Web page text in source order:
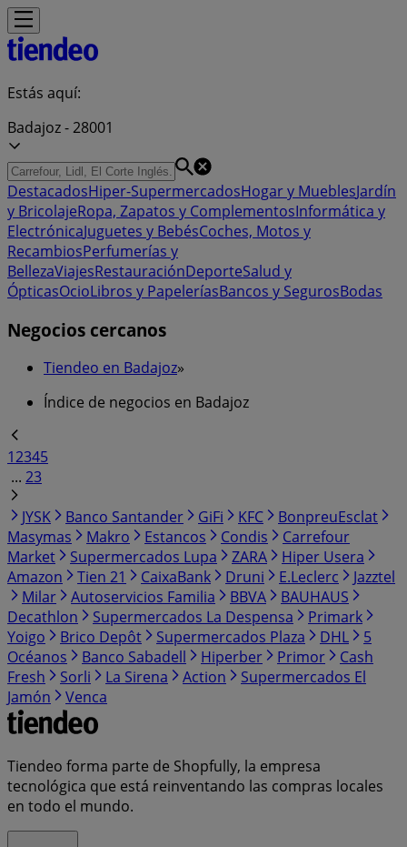
Estás aquí:
Badajoz - 28001
DestacadosHiper-SupermercadosHogar y MueblesJardín
y BricolajeRopa, Zapatos y ComplementosInformática y
ElectrónicaJuguetes y BebésCoches, Motos y
RecambiosPerfumerías y
BellezaViajesRestauraciónDeporteSalud y
ÓpticasOcioLibros y PapeleríasBancos y SegurosBodas
Negocios cercanos
Tiendeo en Badajoz»
Índice de negocios en Badajoz
12345
... 23
JYSK
Banco Santander GiFi KFC
BonpreuEsclat
Masymas
Makro Estancos Condis
Carrefour
Market
Supermercados Lupa ZARA
Hiper Usera
Amazon
Tien 21 CaixaBank Druni E.Leclerc
Jazztel
Milar
Autoservicios Familia BBVA
BAUHAUS
Decathlon
Supermercados La Despensa
Primark
Yoigo
Brico Depôt Supermercados Plaza DHL
5
Océanos
Banco Sabadell Hiperber Primor
Cash
Fresh
Sorli La Sirena Action
Supermercados El
Jamón
Venca
Tiendeo forma parte de Shopfully, la empresa
tecnológica que está reinventando las compras locales
en todo el mundo.